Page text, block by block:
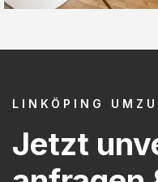
LINKÖPING
Jetzt